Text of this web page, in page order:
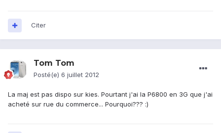
Citer
Tom Tom
Posté(e) 6 juillet 2012
La maj est pas dispo sur kies. Pourtant j'ai la P6800 en 3G que j'ai
acheté sur rue du commerce... Pourquoi??? :)